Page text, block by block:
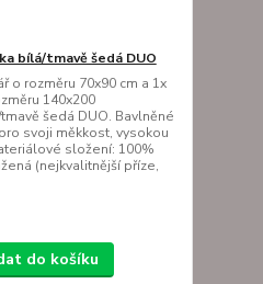
bílá/tmavě šedá DUO
o rozměru 70x90 cm a 1x
140x200
šedá DUO. Bavlněné
svoji měkkost, vysokou
složení: 100%
(nejkvalitnější příze,
do košíku